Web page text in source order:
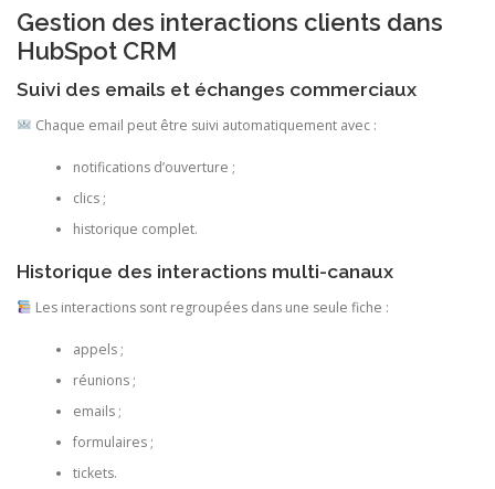
Gestion des interactions clients dans
HubSpot CRM
Suivi des emails et échanges commerciaux
Chaque email peut être suivi automatiquement avec :
notifications d’ouverture ;
clics ;
historique complet.
Historique des interactions multi-canaux
Les interactions sont regroupées dans une seule fiche :
appels ;
réunions ;
emails ;
formulaires ;
tickets.